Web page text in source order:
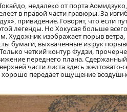
недалеко от порта
в правой части гравюры. За
привидение. Говорят, что если
легенды. Но Хокусая больше
Художник изображает порыв
бумаги, выхваченные из рук
Только четкий контур Фудзи,
переднего плана.
части листа здесь
хорошо передает ощущение